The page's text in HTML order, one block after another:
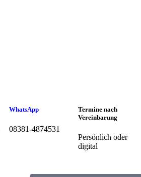
WhatsApp
08381-4874531
Termine nach
Vereinbarung
Persönlich oder
digital